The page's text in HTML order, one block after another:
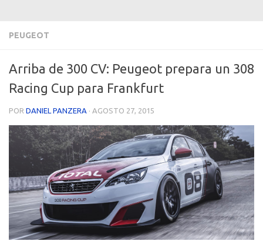
PEUGEOT
Arriba de 300 CV: Peugeot prepara un 308
Racing Cup para Frankfurt
POR DANIEL PANZERA · AGOSTO 27, 2015